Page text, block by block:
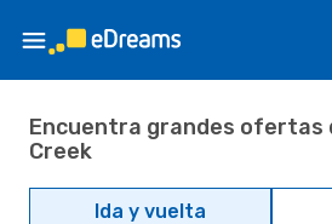
Encuentra grandes ofertas
Creek
Ida y vuelta